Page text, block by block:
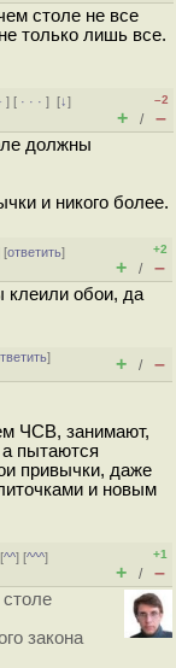
столе не все
только лишь все.
] [ · · ·][↓]
–2
+ / –
должны
и никого более.
[ответить]
+2
+ / –
клеили обои, да
]
+ / –
ЧСВ, занимают,
пытаются
привычки, даже
и новым
^^] [^^^]
+1
+ / –
столе
закона